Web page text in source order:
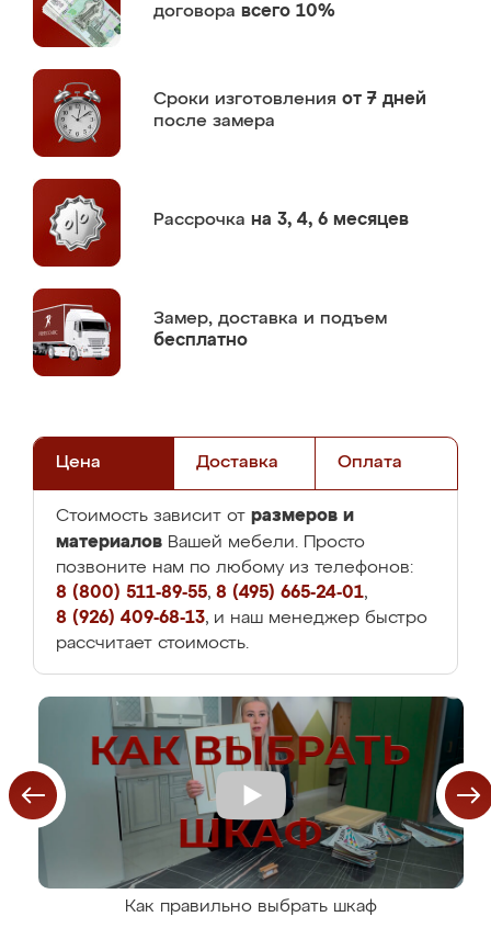
договора всего 10%
Сроки изготовления от 7 дней
после замера
Рассрочка на 3, 4, 6 месяцев
Замер, доставка и подъем
бесплатно
Цена Доставка Оплата
Стоимость зависит от размеров и
материалов Вашей мебели. Просто
позвоните нам по любому из телефонов:
8 (800) 511-89-55, 8 (495) 665-24-01,
8 (926) 409-68-13, и наш менеджер быстро
рассчитает стоимость.
Как правильно выбрать шкаф